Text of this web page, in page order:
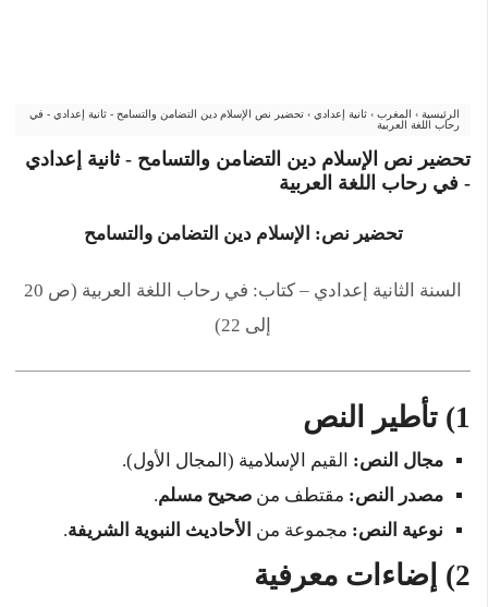
الرئيسية › المغرب › ثانية إعدادي › تحضير نص الإسلام دين التضامن والتسامح - ثانية إعدادي - في
رحاب اللغة العربية
تحضير نص الإسلام دين التضامن والتسامح - ثانية إعدادي
- في رحاب اللغة العربية
تحضير نص: الإسلام دين التضامن والتسامح
السنة الثانية إعدادي – كتاب: في رحاب اللغة العربية (ص 20
إلى 22)
1) تأطير النص
مجال النص: القيم الإسلامية (المجال الأول).
مصدر النص: مقتطف منصحيح مسلم.
نوعية النص: مجموعة من الأحاديث النبوية الشريفة.
2) إضاءات معرفية